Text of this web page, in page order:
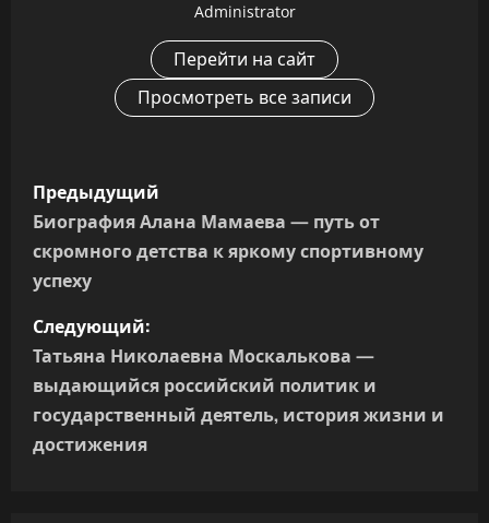
Administrator
Перейти на сайт
Просмотреть все записи
Н
а
в
и
г
а
ц
Предыдущий
Биография Алана Мамаева — путь от
скромного детства к яркому спортивному
успеху
Следующий:
Татьяна Николаевна Москалькова —
выдающийся российский политик и
государственный деятель, история жизни и
достижения